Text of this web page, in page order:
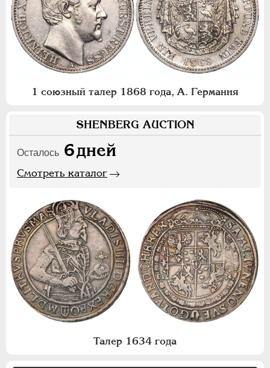
1 союзный талер 1868 года, А. Германия
SHENBERG AUCTION
Осталось 6дней
Смотреть каталог
Талер 1634 года